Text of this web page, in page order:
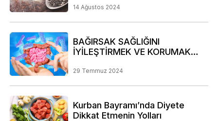
14 Ağustos 2024
BAĞIRSAK SAĞLIĞINI
İYİLEŞTİRMEK VE KORUMAK
NOKTALAR
29 Temmuz 2024
Kurban Bayramı’nda Diyete
Dikkat Etmenin Yolları